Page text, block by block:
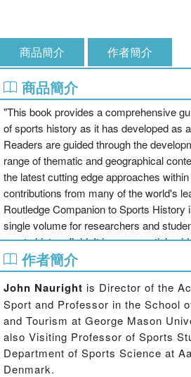
商品簡介 作者簡介
商品簡介
"This book provides a comprehensive
of sports history as it has developed as
Readers are guided through the
range of thematic and geographical
the latest cutting edge approaches
contributions from many of the world's
Routledge Companion to Sports History
single volume for researchers and
sports history field. It is an essential
research themes, to new ways of doing
theoretical and methodological
of subjects."--BOOK JACKET.
作者簡介
John Nauright is Director of the
Sport and Professor in the School
and Tourism at George Mason
also Visiting Professor of Sports
Department of Sports Science at
Denmark.